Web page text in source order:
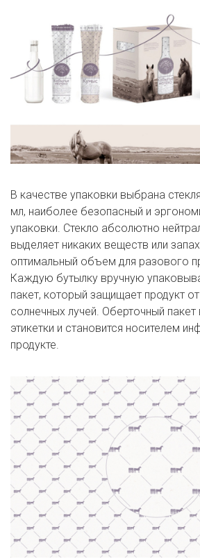
В качестве упаковки выбрана
мл, наиболее безопасный и
упаковки. Стекло абсолютно
выделяет никаких веществ или
оптимальный объем для разового
Каждую бутылку вручную
пакет, который защищает продукт
солнечных лучей. Оберточный
этикетки и становится носителем
продукте.